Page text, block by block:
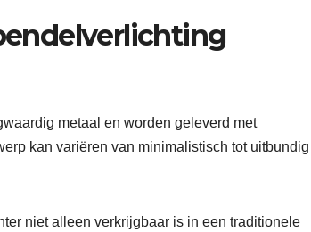
metaal en worden geleverd met
kan variëren van minimalistisch tot uitbundig
niet alleen verkrijgbaar is in een traditionele